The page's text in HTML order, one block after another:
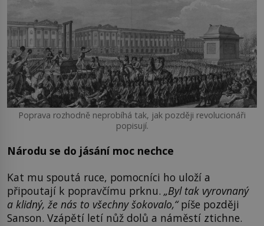
Poprava rozhodně neprobíhá tak, jak později revolucionáři
popisují.
Národu se do jásání moc nechce
Kat mu spoutá ruce, pomocníci ho uloží a
připoutají k popravčímu prknu. „Byl tak vyrovnaný
a klidný, že nás to všechny šokovalo,“píše později
Sanson. Vzápětí letí nůž dolů a náměstí ztichne.